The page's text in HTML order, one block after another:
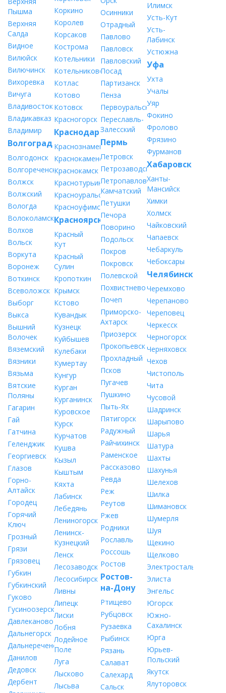
Пышма
Верхняя
Салда
Видное
Вилюйск
Вилючинск
Вихоревка
Вичуга
Владивосток
Владикавказ
Владимир
Волгоград
Волгодонск
Волгореченск
Волжск
Волжский
Вологда
Волоколамск
Волхов
Вольск
Воркута
Воронеж
Воткинск
Всеволожск
Выборг
Выкса
Вышний
Волочек
Вяземский
Вязники
Вязьма
Вятские
Поляны
Гагарин
Гай
Гатчина
Геленджик
Георгиевск
Глазов
Горно-
Алтайск
Городец
Горячий
Ключ
Грозный
Грязи
Грязовец
Губкин
Губкинский
Гуково
Гусиноозерск
Давлеканово
Дальнегорск
Дальнереченск
Данилов
Дедовск
Дербент
Коркино
Королев
Корсаков
Кострома
Котельники
Котельниково
Котлас
Котово
Котовск
Красногорск
Краснодар
Краснознаменск
Краснокаменск
Краснокамск
Краснотурьинск
Красноуральск
Красноуфимск
Красноярск
Красный
Кут
Красный
Сулин
Кропоткин
Крымск
Кстово
Кувандык
Кузнецк
Куйбышев
Кулебаки
Кумертау
Кунгур
Курган
Курганинск
Куровское
Курск
Курчатов
Кушва
Кызыл
Кыштым
Кяхта
Лабинск
Лебедянь
Лениногорск
Ленинск-
Кузнецкий
Ленск
Лесозаводск
Лесосибирск
Ливны
Липецк
Лиски
Лобня
Лодейное
Поле
Луга
Лысково
Лысьва
Осинники
Отрадный
Павлово
Павловск
Павловский
Посад
Партизанск
Пенза
Первоуральск
Переславль-
Залесский
Пермь
Петровск
Петрозаводск
Петропавловск-
Камчатский
Петушки
Печора
Поворино
Подольск
Покров
Покровск
Полевской
Похвистнево
Почеп
Приморско-
Ахтарск
Приозерск
Прокопьевск
Прохладный
Псков
Пугачев
Пушкино
Пыть-Ях
Пятигорск
Радужный
Райчихинск
Раменское
Рассказово
Ревда
Реж
Реутов
Ржев
Родники
Рославль
Россошь
Ростов
Ростов-
на-Дону
Ртищево
Рубцовск
Рузаевка
Рыбинск
Рязань
Салават
Салехард
Сальск
Илимск
Усть-Кут
Усть-
Лабинск
Устюжна
Уфа
Ухта
Учалы
Уяр
Фокино
Фролово
Фрязино
Фурманов
Хабаровск
Ханты-
Мансийск
Химки
Холмск
Чайковский
Чапаевск
Чебаркуль
Чебоксары
Челябинск
Черемхово
Черепаново
Череповец
Черкесск
Черногорск
Черняховск
Чехов
Чистополь
Чита
Чусовой
Шадринск
Шарыпово
Шарья
Шатура
Шахты
Шахунья
Шелехов
Шилка
Шимановск
Шумерля
Шуя
Щекино
Щелково
Электросталь
Элиста
Энгельс
Югорск
Южно-
Сахалинск
Юрга
Юрьев-
Польский
Якутск
Ялуторовск